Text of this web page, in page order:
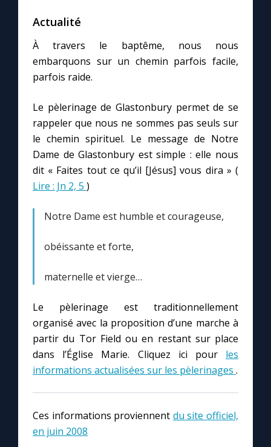
Actualité
À travers le baptême, nous nous
embarquons sur un chemin parfois facile,
parfois raide.
Le pèlerinage de Glastonbury permet de se
rappeler que nous ne sommes pas seuls sur
le chemin spirituel. Le message de Notre
Dame de Glastonbury est simple : elle nous
dit « Faites tout ce qu’il [Jésus] vous dira » (
Lire : Jn 2, 5 )
Notre Dame est humble et courageuse,
obéissante et forte,
maternelle et vierge…
Le pèlerinage est traditionnellement
organisé avec la proposition d’une marche à
partir du Tor Field ou en restant sur place
dans l’Église Marie. Cliquez ici pour les
informations actualisées sur les pèlerinages .
Ces informations proviennent du site officiel,
en juin 2008